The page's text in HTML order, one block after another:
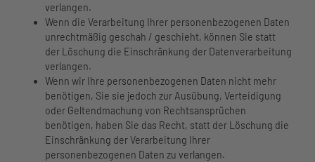
verlangen.
Wenn die Verarbeitung Ihrer personenbezogenen Daten
unrechtmäßig geschah / geschieht, können Sie statt
der Löschung die Einschränkung der Datenverarbeitung
verlangen.
Wenn wir Ihre personenbezogenen Daten nicht mehr
benötigen, Sie sie jedoch zur Ausübung, Verteidigung
oder Geltendmachung von Rechtsansprüchen
benötigen, haben Sie das Recht, statt der Löschung die
Einschränkung der Verarbeitung Ihrer
personenbezogenen Daten zu verlangen.